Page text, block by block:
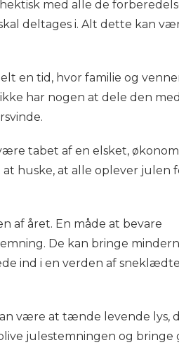
med alle de
deltages i. Alt dette kan
en tid, hvor familie og
har nogen at dele den
tabet af en elsket,
huske, at alle oplever julen
af året. En måde at bevare
De kan bringe
ind i en verden af sneklædte
være at tænde levende lys,
julestemningen og bringe